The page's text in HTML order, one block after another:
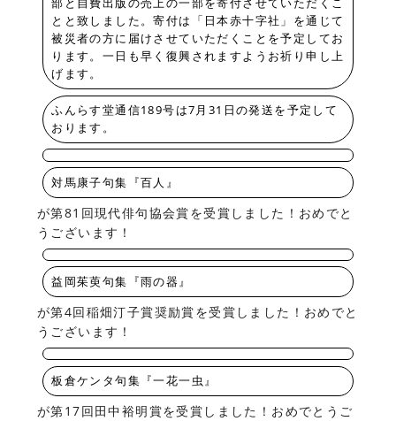
部と自費出版の売上の一部を寄付させていただくこ
とと致しました。寄付は「日本赤十字社」を通じて
被災者の方に届けさせていただくことを予定してお
ります。一日も早く復興されますようお祈り申し上
げます。
ふんらす堂通信189号は7月31日の発送を予定して
おります。
対馬康子句集『百人』
が第81回現代俳句協会賞を受賞しました！おめでと
うございます！
益岡茱萸句集『雨の器』
が第4回稲畑汀子賞奨励賞を受賞しました！おめでと
うございます！
板倉ケンタ句集『一花一虫』
が第17回田中裕明賞を受賞しました！おめでとうご